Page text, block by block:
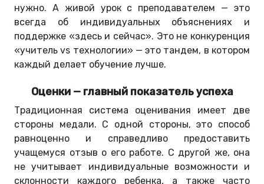
нужно. А живой урок с преподавателем — это
всегда об индивидуальных объяснениях и
поддержке «здесь и сейчас». Это не конкуренция
«учитель vs технологии» — это тандем, в котором
каждый делает обучение лучше.
Оценки — главный показатель успеха
Традиционная система оценивания имеет две
стороны медали. С одной стороны, это способ
равноценно и справедливо предоставить
учащемуся отзыв о его работе. С другой же, она
не учитывает индивидуальные возможности и
склонности каждого ребенка, а также часто